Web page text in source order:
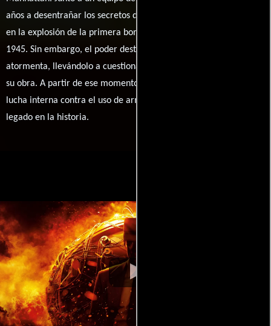
años a desentrañar los secretos de la fisión nuclear, culminando
en la explosión de la primera bomba atómica el 16 de julio de
1945. Sin embargo, el poder destructivo de su creación lo
atormenta, llevándolo a cuestionar las repercusiones morales de
su obra. A partir de ese momento, su vida se convierte en una
lucha interna contra el uso de armas nucleares, marcando su
legado en la historia.